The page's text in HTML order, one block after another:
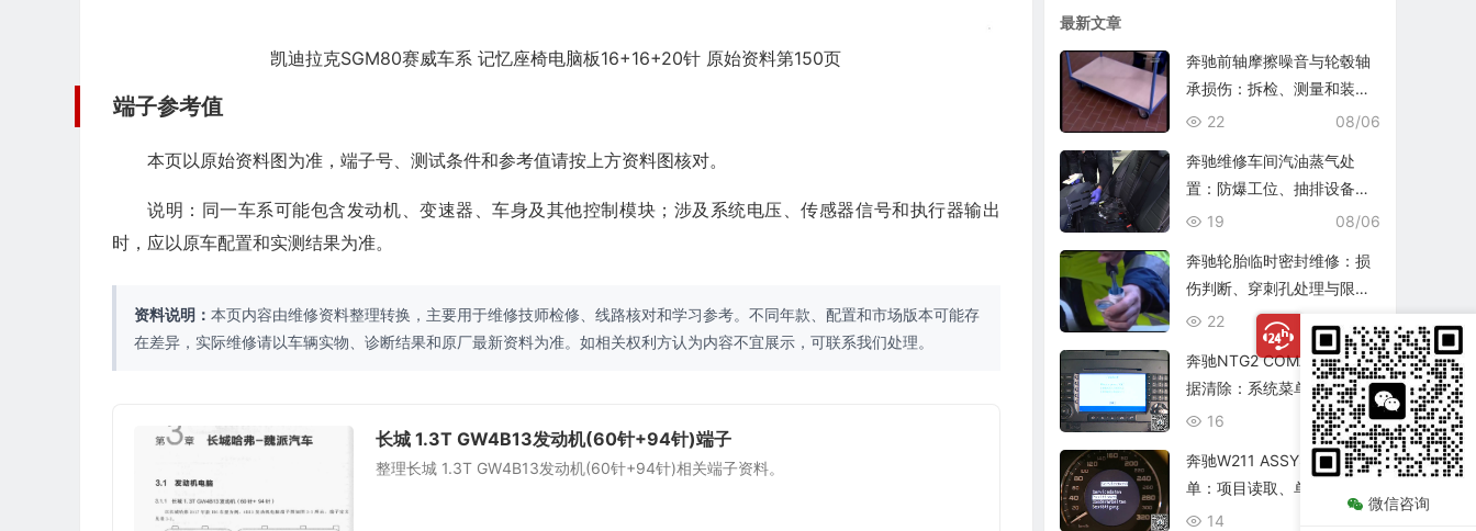
凯迪拉克SGM80赛威车系 记忆座椅电脑板16+16+20针 原始资料第150页
端子参考值
本页以原始资料图为准，端子号、测试条件和参考值请按上方资料图核对。
说明：同一车系可能包含发动机、变速器、车身及其他控制模块；涉及系统电压、传感器信号和执行器输出
时，应以原车配置和实测结果为准。
资料说明： 本页内容由维修资料整理转换，主要用于维修技师检修、线路核对和学习参考。不同年款、配置和市场版本可能存
在差异，实际维修请以车辆实物、诊断结果和原厂最新资料为准。如相关权利方认为内容不宜展示，可联系我们处理。
长城 1.3T GW4B13发动机(60针+94针)端子
整理长城 1.3T GW4B13发动机(60针+94针)相关端子资料。
最新文章
奔驰前轴摩擦噪音与轮毂轴
承损伤：拆检、测量和装复
复查
08/06
22
奔驰维修车间汽油蒸气处
置：防爆工位、抽排设备与
燃油收集
08/06
19
奔驰轮胎临时密封维修：损
伤判断、穿刺孔处理与限速
复查
08/06
22
奔驰NTG2 COMAND个人数
据清除：系统菜单、恢复出
厂与结果确认
08/06
16
奔驰W211 ASSYST保养菜
单：项目读取、单项确认与
复位核查
14
微信咨询